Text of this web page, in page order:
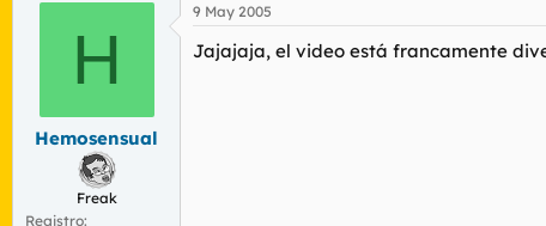
H
Hemosensual
Freak
Registro
9 May 2005
Jajajaja, el video está francamente